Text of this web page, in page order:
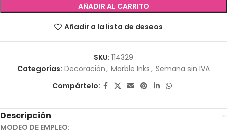
AÑADIR AL CARRITO
Añadir a la lista de deseos
SKU: 114329
Categorías: Decoración, Marble Inks, Semana sin IVA
Compártelo:
Descripción
MODEO DE EMPLEO: